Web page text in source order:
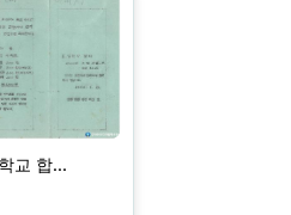
교 합...